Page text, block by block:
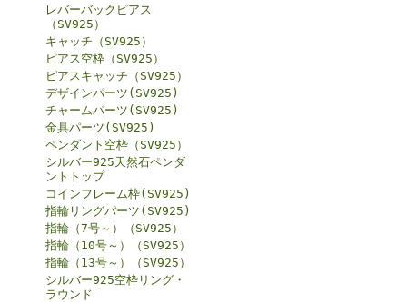
レバーバックピアス
（SV925）
キャッチ（SV925）
ピアス空枠（SV925）
ピアスキャッチ（SV925）
デザインパーツ(SV925)
チャームパーツ(SV925)
金具パーツ(SV925)
ペンダント空枠（SV925）
シルバー925天然石ペンダ
ントトップ
コインフレーム枠(SV925)
指輪リングパーツ(SV925)
指輪（7号～）（SV925）
指輪（10号～）（SV925）
指輪（13号～）（SV925）
シルバー925空枠リング・
ラウンド